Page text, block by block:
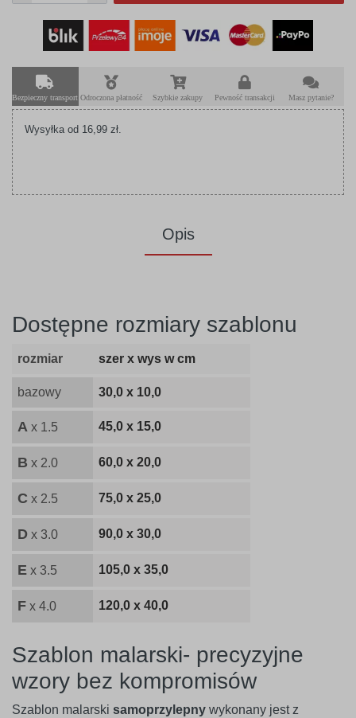
Bezpieczny transport Odroczona płatność Szybkie zakupy Pewność transakcji Masz pytanie?
Wysyłka od 16,99 zł.
Opis
Dostępne rozmiary szablonu
rozmiar szer x wys w cm
bazowy 30,0 x 10,0
A x 1.5 45,0 x 15,0
B x 2.0 60,0 x 20,0
C x 2.5 75,0 x 25,0
D x 3.0 90,0 x 30,0
E x 3.5 105,0 x 35,0
F x 4.0 120,0 x 40,0
Szablon malarski- precyzyjne
wzory bez kompromisów
Szablon malarski samoprzylepny wykonany jest z